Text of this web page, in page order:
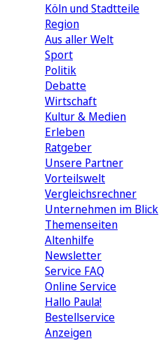
Köln und Stadtteile
Region
Aus aller Welt
Sport
Politik
Debatte
Wirtschaft
Kultur & Medien
Erleben
Ratgeber
Unsere Partner
Vorteilswelt
Vergleichsrechner
Unternehmen im Blick
Themenseiten
Altenhilfe
Newsletter
Service FAQ
Online Service
Hallo Paula!
Bestellservice
Anzeigen